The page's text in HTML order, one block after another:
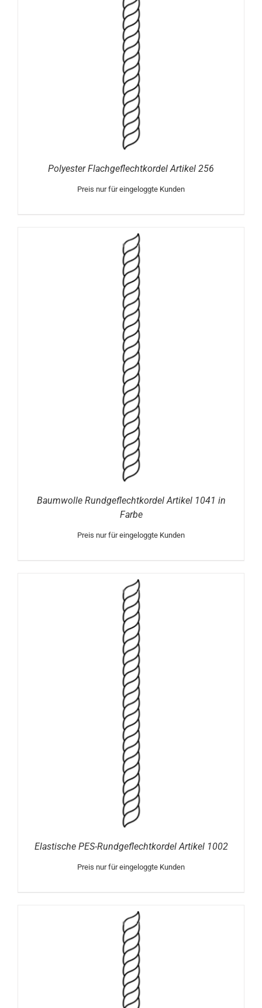
Polyester Flachgeflechtkordel Artikel 256
Preis nur für eingeloggte Kunden
Baumwolle Rundgeflechtkordel Artikel 1041 in
Farbe
Preis nur für eingeloggte Kunden
Elastische PES-Rundgeflechtkordel Artikel 1002
Preis nur für eingeloggte Kunden